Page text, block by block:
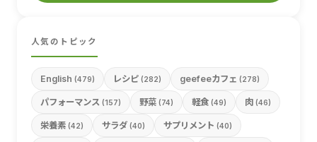
人気のトピック
English (479) レシピ (282) geefeeカフェ (278)
パフォーマンス (157) 野菜 (74) 軽食 (49) 肉 (46)
栄養素 (42) サラダ (40) サプリメント (40)